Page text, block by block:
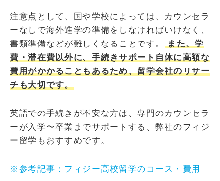
注意点として、国や学校によっては、カウンセラ
ーなしで海外進学の準備をしなければいけなく、
書類準備などが難しくなることです。 また、学
費・滞在費以外に、手続きサポート自体に高額な
費用がかかることもあるため、留学会社のリサー
チも大切です。
英語での手続きが不安な方は、専門のカウンセラ
ーが入学〜卒業までサポートする、弊社のフィジ
ー留学もおすすめです。
※参考記事：フィジー高校留学のコース・費用